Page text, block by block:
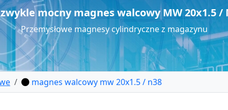
mocny magnes walcowy MW 20x1.5 /
Przemysłowe magnesy cylindryczne z magazynu
magnes walcowy mw 20x1.5 / n38